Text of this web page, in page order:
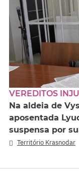
VEREDITOS
Na aldeia de
aposentada
suspensa por
Território Krasnodar